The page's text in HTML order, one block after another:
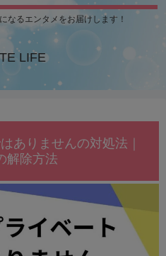
なるエンタメをお届けします！
LIFE
ありませんの対処法｜
解除方法